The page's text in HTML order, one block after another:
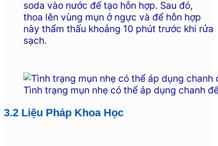
soda vào nước để tạo hỗn hợp. Sau đó,
thoa lên vùng mụn ở ngực và để hỗn hợp
này thẩm thấu khoảng 10 phút trước khi rửa
sạch.
Tình trạng mụn nhẹ có thể áp dụng chanh
3.2 Liệu Pháp Khoa Học